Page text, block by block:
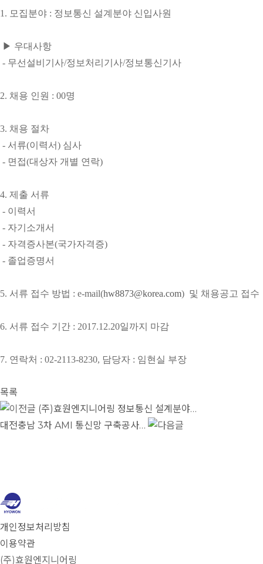
1. 모집분야 : 정보통신 설계분야 신입사원
▶ 우대사항
- 무선설비기사/정보처리기사/정보통신기사
2. 채용 인원 : 00명
3. 채용 절차
- 서류(이력서) 심사
- 면접(대상자 개별 연락)
4. 제출 서류
- 이력서
- 자기소개서
- 자격증사본(국가자격증)
- 졸업증명서​
5. 서류 접수 방법 : e-mail(hw8873@korea.com) 및 ​채용공고 접수
6. 서류 접수 기간 : 2017.12.20일까지 마감
7. 연락처 : 02-2113-8230, 담당자 : 임현실 부장​
목록
(주)효원엔지니어링 정보통신 설계분야…
대전충남 3차 AMI 통신망 구축공사…
개인정보처리방침
이용약관
(주)효원엔지니어링